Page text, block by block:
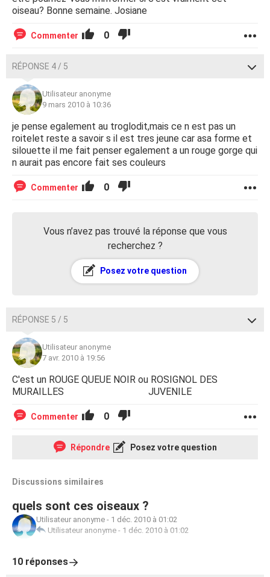
oiseau? Bonne semaine. Josiane
Commenter 0
RÉPONSE 4 / 5
Utilisateur anonyme
9 mars 2010 à 10:36
je pense egalement au troglodit,mais ce n est pas un
roitelet reste a savoir s il est tres jeune car asa forme et
silouette il me fait penser egalement a un rouge gorge qui
n aurait pas encore fait ses couleurs
Commenter 0
Vous n’avez pas trouvé la réponse que vous
recherchez ?
Posez votre question
RÉPONSE 5 / 5
Utilisateur anonyme
7 avr. 2010 à 19:56
C'est un ROUGE QUEUE NOIR ou ROSIGNOL DES
MURAILLES JUVENILE
Commenter 0
Répondre Posez votre question
Discussions similaires
quels sont ces oiseaux ?
Utilisateur anonyme - 1 déc. 2010 à 01:02
Utilisateur anonyme - 1 déc. 2010 à 01:02
10 réponses